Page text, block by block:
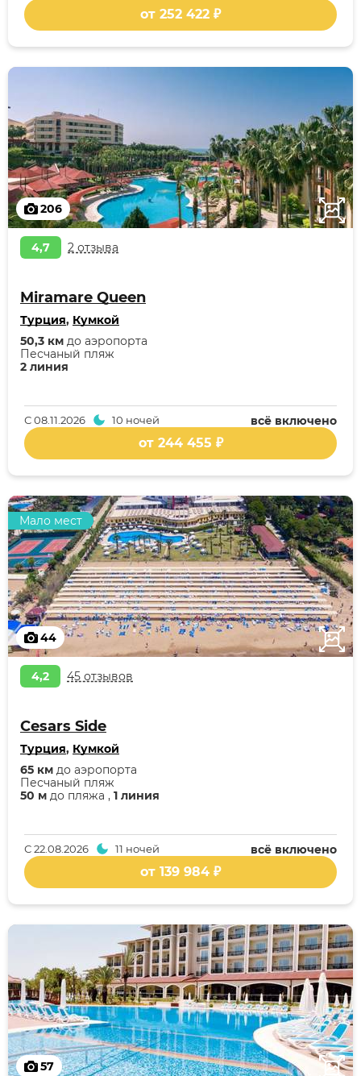
от 252 422 ₽
206
4,7 2 отзыва
Miramare Queen
Турция, Кумкой
2 линия
Песчаный пляж
50,3 км до аэропорта
всё включено
С08.11.2026 10 ночей
от 244 455 ₽
44
Мало мест
4,2 45 отзывов
Cesars Side
Турция, Кумкой
50 м до пляжа , 1 линия
Песчаный пляж
65 км до аэропорта
всё включено
С22.08.2026 11 ночей
от 139 984 ₽
57